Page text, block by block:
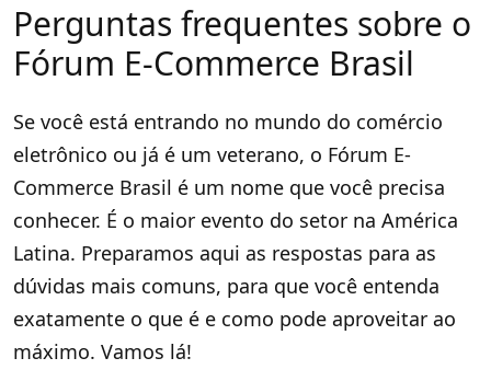
Perguntas frequentes sobre o
Fórum E-Commerce Brasil
Se você está entrando no mundo do comércio
eletrônico ou já é um veterano, o Fórum E-
Commerce Brasil é um nome que você precisa
conhecer. É o maior evento do setor na América
Latina. Preparamos aqui as respostas para as
dúvidas mais comuns, para que você entenda
exatamente o que é e como pode aproveitar ao
máximo. Vamos lá!